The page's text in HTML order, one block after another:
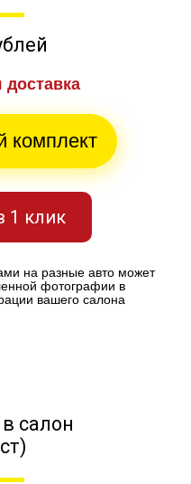
доставка
комплект
1 клик
на разные авто может
фотографии в
вашего салона
салон